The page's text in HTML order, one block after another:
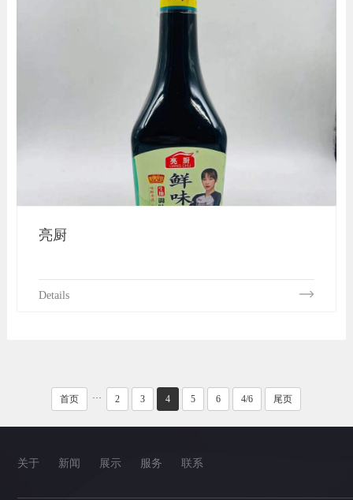
亮厨
Details
首页 ··· 2 3 4 5 6 4/6 尾页
关于 新闻 展示 服务 联系